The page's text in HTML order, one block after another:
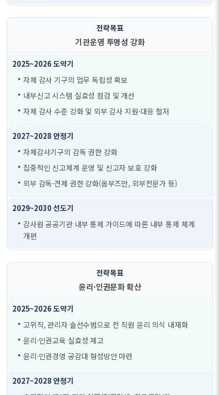
기관운영 투명성 강화
자체 감사 기구의 업무 독립성 확보
내부신고 시스템 실효성 점검 및 개선
자체 감사 수준 강화 및 외부 감사 지원·대응 철저
자체감사기구의 감독 권한 강화
집중적인 신고체계 운영 및 신고자 보호 강화
외부 감독·견제 권한 강화(옴부즈만, 외부전문가 등)
감사원 공공기관 내부 통제 가이드에 따른 내부 통제 체계
개편
윤리·인권문화 확산
고위직, 관리자 솔선수범으로 전 직원 윤리 의식 내재화
윤리·인권교육 실효성 제고
윤리·인권경영 공감대 형성방안 마련